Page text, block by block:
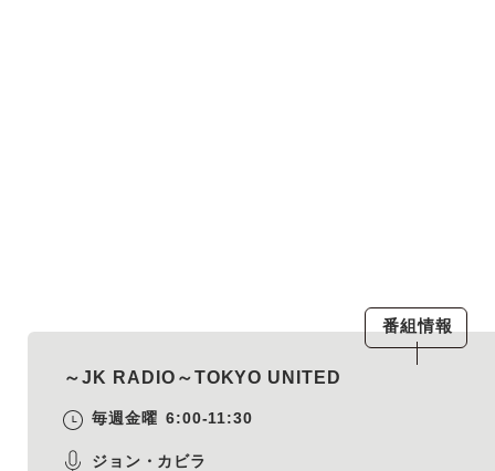
番組情報
～JK RADIO～TOKYO UNITED
毎週金曜 6:00-11:30
ジョン・カビラ